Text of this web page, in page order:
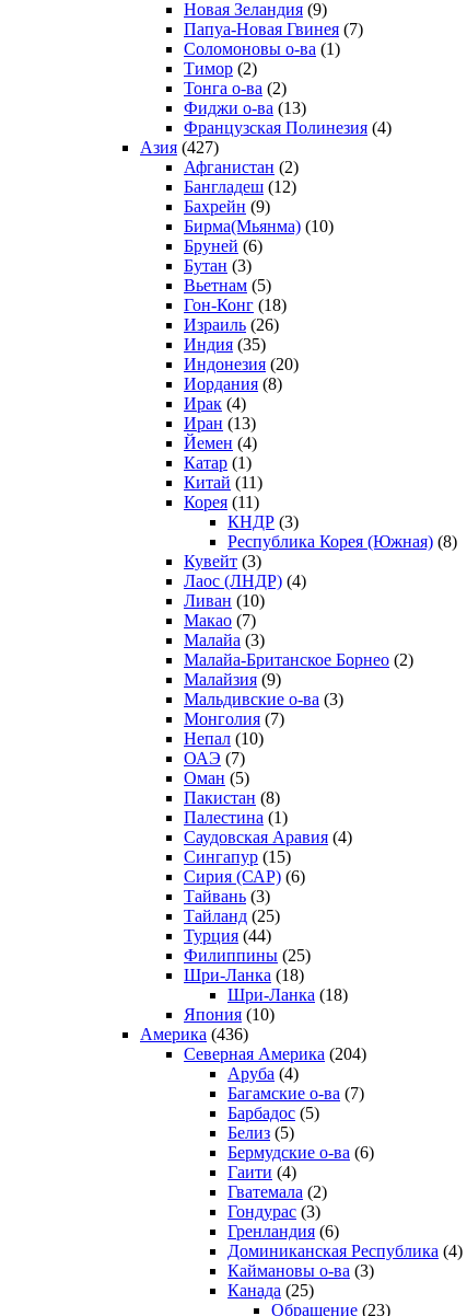
Новая Зеландия (9)
Папуа-Новая Гвинея (7)
Соломоновы о-ва (1)
Тимор (2)
Тонга о-ва (2)
Фиджи о-ва (13)
Французская Полинезия (4)
Азия (427)
Афганистан (2)
Бангладеш (12)
Бахрейн (9)
Бирма(Мьянма) (10)
Бруней (6)
Бутан (3)
Вьетнам (5)
Гон-Конг (18)
Израиль (26)
Индия (35)
Индонезия (20)
Иордания (8)
Ирак (4)
Иран (13)
Йемен (4)
Катар (1)
Китай (11)
Корея (11)
КНДР (3)
Республика Корея (Южная) (8)
Кувейт (3)
Лаос (ЛНДР) (4)
Ливан (10)
Макао (7)
Малайа (3)
Малайа-Британское Борнео (2)
Малайзия (9)
Мальдивские о-ва (3)
Монголия (7)
Непал (10)
ОАЭ (7)
Оман (5)
Пакистан (8)
Палестина (1)
Саудовская Аравия (4)
Сингапур (15)
Сирия (САР) (6)
Тайвань (3)
Тайланд (25)
Турция (44)
Филиппины (25)
Шри-Ланка (18)
Шри-Ланка (18)
Япония (10)
Америка (436)
Северная Америка (204)
Аруба (4)
Багамские о-ва (7)
Барбадос (5)
Белиз (5)
Бермудские о-ва (6)
Гаити (4)
Гватемала (2)
Гондурас (3)
Гренландия (6)
Доминиканская Республика (4)
Каймановы о-ва (3)
Канада (25)
Обращение (23)